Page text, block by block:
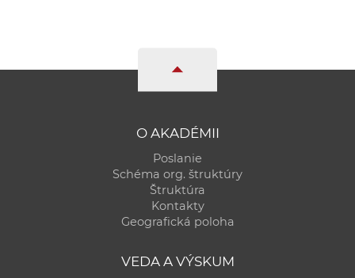
O AKADÉMII
Poslanie
Schéma org. štruktúry
Štruktúra
Kontakty
Geografická poloha
VEDA A VÝSKUM